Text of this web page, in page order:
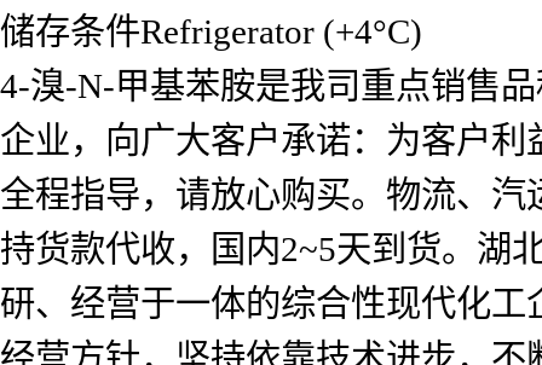
储存条件Refrigerator (+4°C)
4-溴-N-甲基苯胺是我司重点销售
企业，向广大客户承诺：为客户
全程指导，请放心购买。物流、
持货款代收，国内2~5天到货。湖
研、经营于一体的综合性现代化